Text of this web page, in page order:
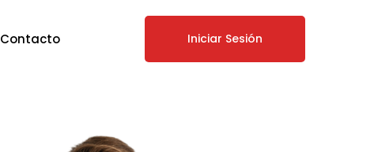
Contacto Iniciar Sesión